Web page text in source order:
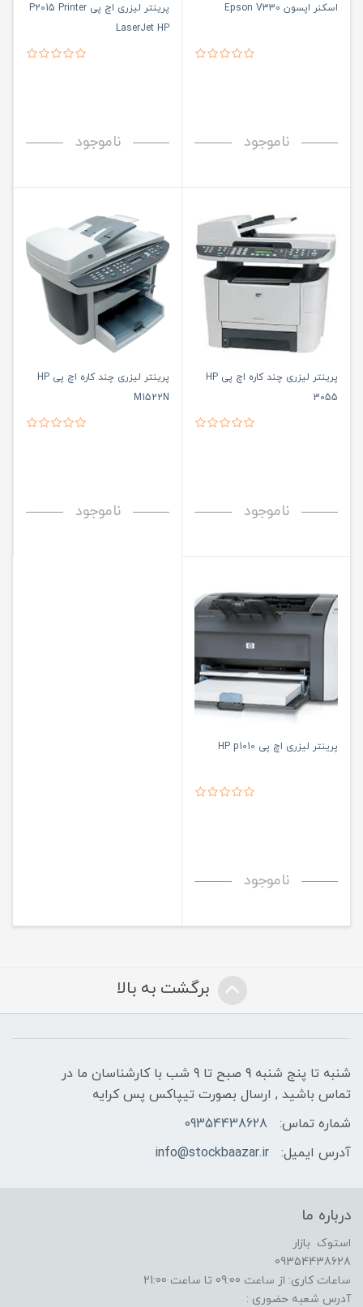
اسکنر اپسون Epson V330
ناموجود
پرینتر لیزری اچ پی P2015 Printer
LaserJet HP
ناموجود
پرینتر لیزری چند کاره اچ پی HP
3055
ناموجود
پرینتر لیزری چند کاره اچ پی HP
M1522N
ناموجود
پرینتر لیزری اچ پی HP p1010
ناموجود
برگشت به بالا
شنبه تا پنج شنبه 9 صبح تا 9 شب با کارشناسان ما در
تماس باشید , ارسال بصورت تیپاکس پس کرایه
شماره تماس:
09354438628
آدرس ایمیل:
info@stockbaazar.ir
درباره ما
استوک بازار
09354438628
ساعات کاری: از ساعت 09:00 تا ساعت 21:00
آدرس شعبه حضوری :